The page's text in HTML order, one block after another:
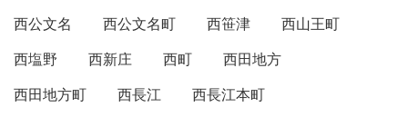
西公文名
西公文名町 西笹津
西山王町
西塩野
西新庄 西町
西田地方
西田地方町
西長江
西長江本町